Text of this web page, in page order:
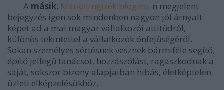
A másik, Marketingizék.blog.hu-n megjelent
bejegyzés igen sok mindenben nagyon jól árnyalt
képet ad a mai magyar vállalkozói attitűdről,
különös tekintettel a vállalkozók önfejűségéről.
Sokan személyes sértésnek vesznek bármiféle segítő,
építő jellegű tanácsot, hozzászólást, ragaszkodnak a
saját, sokszor bizony alapjaiban hibás, életképtelen
üzleti elképzelésükhöz.